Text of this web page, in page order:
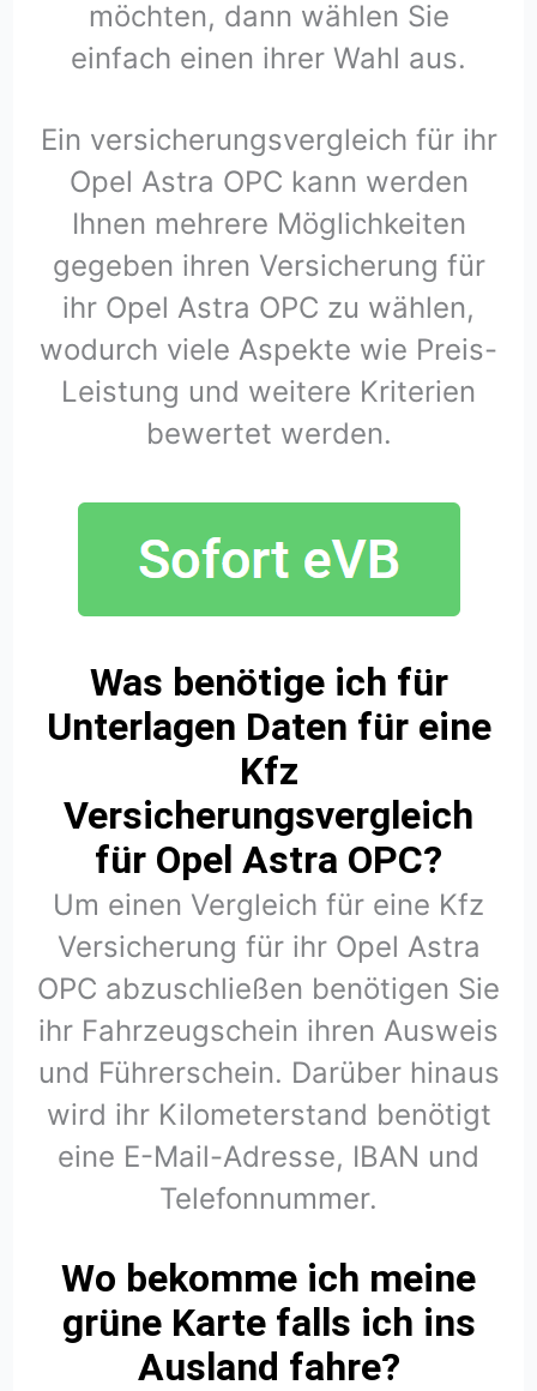
möchten, dann wählen Sie
einfach einen ihrer Wahl aus.
Ein versicherungsvergleich für ihr
Opel Astra OPC kann werden
Ihnen mehrere Möglichkeiten
gegeben ihren Versicherung für
ihr Opel Astra OPC zu wählen,
wodurch viele Aspekte wie Preis-
Leistung und weitere Kriterien
bewertet werden.
Was benötige ich für
Unterlagen Daten für eine
Kfz
Versicherungsvergleich
für Opel Astra OPC?
Um einen Vergleich für eine Kfz
Versicherung für ihr Opel Astra
OPC abzuschließen benötigen Sie
ihr Fahrzeugschein ihren Ausweis
und Führerschein. Darüber hinaus
wird ihr Kilometerstand benötigt
eine E-Mail-Adresse, IBAN und
Telefonnummer.
Wo bekomme ich meine
grüne Karte falls ich ins
Ausland fahre?